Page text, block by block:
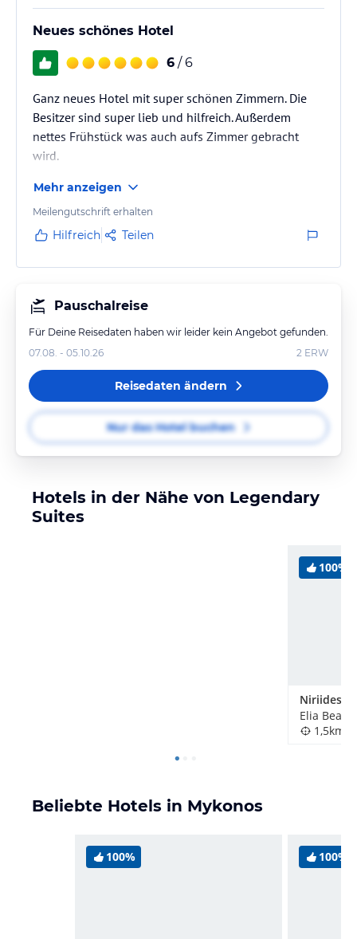
Neues schönes Hotel
6 / 6
Ganz neues Hotel mit super schönen Zimmern. Die
Besitzer sind super lieb und hilfreich. Außerdem
nettes Frühstück was auch aufs Zimmer gebracht
wird.
Mehr anzeigen
Meilengutschrift erhalten
Hilfreich Teilen
Pauschalreise
Für Deine Reisedaten haben wir leider kein Angebot gefunden.
07.08. - 05.10.26
2 ERW
Reisedaten ändern
Nur das Hotel buchen
Hotels in der Nähe von Legendary
Suites
100%
Elia
1,5km
Beliebte Hotels in Mykonos
100% 100%